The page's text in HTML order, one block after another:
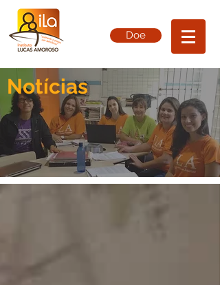
Doe
Notícias